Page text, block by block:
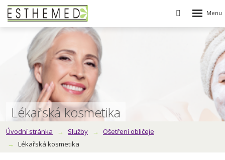
Vyhledávání
Rozbalení
Lékařská kosmetika
Úvodní stránka Služby
Ošetření obličeje
Lékařská kosmetika